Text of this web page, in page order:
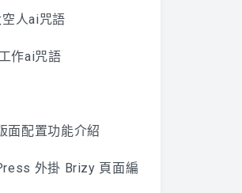
人ai咒語
作ai咒語
面配置功能介紹
外掛 Brizy 頁面編